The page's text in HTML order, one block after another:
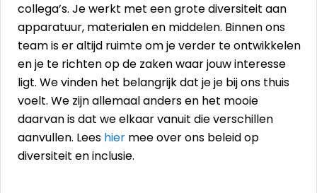
collega’s. Je werkt met een grote diversiteit aan
apparatuur, materialen en middelen. Binnen ons
team is er altijd ruimte om je verder te ontwikkelen
en je te richten op de zaken waar jouw interesse
ligt. We vinden het belangrijk dat je je bij ons thuis
voelt. We zijn allemaal anders en het mooie
daarvan is dat we elkaar vanuit die verschillen
aanvullen. Lees hier mee over ons beleid op
diversiteit en inclusie.